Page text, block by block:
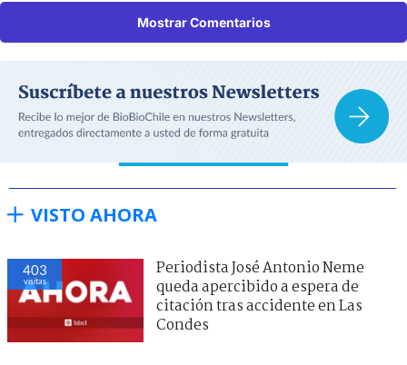
Mostrar Comentarios
VISTO AHORA
403
visitas
Periodista José Antonio Neme
queda apercibido a espera de
citación tras accidente en Las
Condes